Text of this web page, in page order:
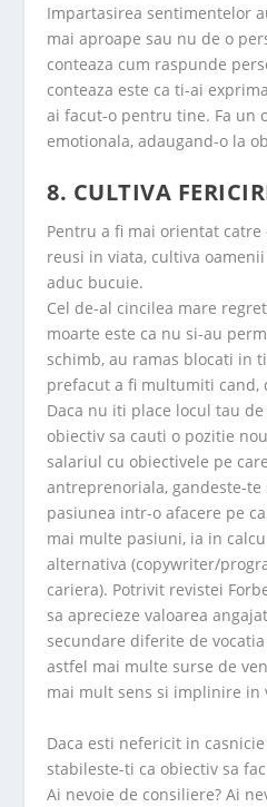
Impartasirea sentimentelor
mai aproape sau nu de o
conteaza cum raspunde
conteaza este ca ti-ai
ai facut-o pentru tine. Fa un
emotionala, adaugand-o la
8. CULTIVA
Pentru a fi mai orientat
reusi in viata, cultiva
aduc bucuie.
Cel de-al cincilea mare
moarte este ca nu si-au
schimb, au ramas blocati in
prefacut a fi multumiti cand,
Daca nu iti place locul tau
obiectiv sa cauti o pozitie
salariul cu obiectivele pe
antreprenoriala, gandeste-
pasiunea intr-o afacere pe
mai multe pasiuni, ia in
alternativa (copywriter/
cariera). Potrivit revistei
sa aprecieze valoarea
secundare diferite de
astfel mai multe surse de
mai mult sens si implinire in
Daca esti nefericit in
stabileste-ti ca obiectiv sa
Ai nevoie de consiliere? Ai